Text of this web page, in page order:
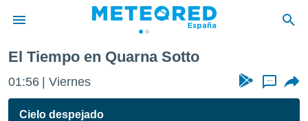
de
por
El Tiempo en Quarna Sotto
01:56 Viernes ...
Cielo despejado